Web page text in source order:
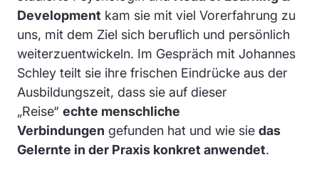
Development kam sie mit viel Vorerfahrung zu
uns, mit dem Ziel sich beruflich und persönlich
weiterzuentwickeln. Im Gespräch mit Johannes
Schley teilt sie ihre frischen Eindrücke aus der
Ausbildungszeit, dass sie auf dieser
„Reise“ echte menschliche
Verbindungen gefunden hat und wie sie das
Gelernte in der Praxis konkret anwendet.